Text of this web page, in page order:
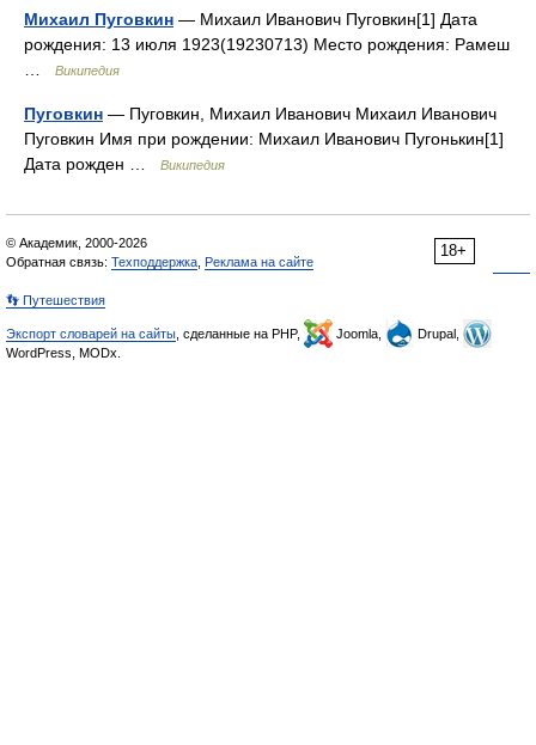
Михаил Пуговкин — Михаил Иванович Пуговкин[1] Дата
рождения: 13 июля 1923(19230713) Место рождения: Рамеш
Википедия
Пуговкин — Пуговкин, Михаил Иванович Михаил Иванович
Пуговкин Имя при рождении: Михаил Иванович Пугонькин[1]
Дата рожден …
Википедия
18+
© Академик, 2000-2026
Обратная связь: Техподдержка Реклама на сайте
👣 Путешествия
Экспорт словарей на сайты , сделанные на PHP, Joomla,
Drupal,
WordPress, MODx.